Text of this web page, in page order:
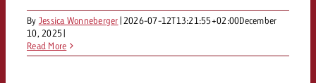
By Jessica Wonneberger| 2026-07-12T13:21:55+02:00December
10, 2025|
Read More